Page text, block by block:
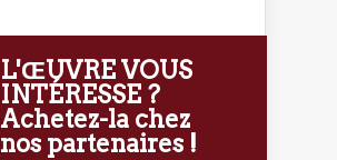
L'ŒUVRE VOUS
INTÉRESSE ?
Achetez-la chez
nos partenaires !